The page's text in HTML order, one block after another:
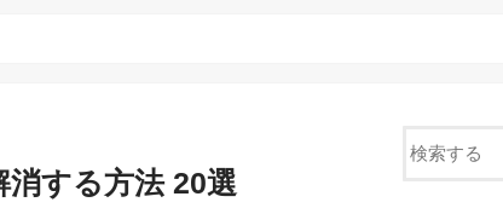
消する方法 20選